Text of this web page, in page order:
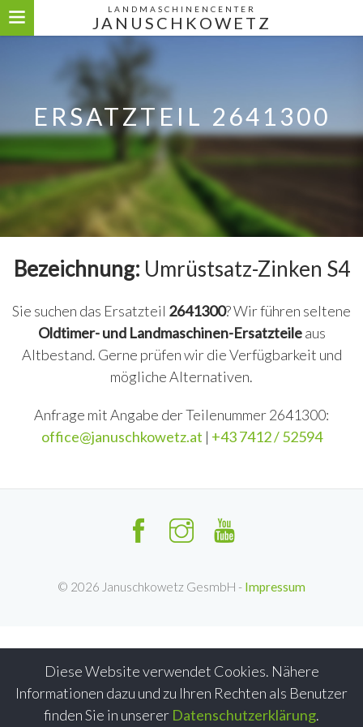
LANDMASCHINENCENTER
JANUSCHKOWETZ
Diese Website verwendet Cookies. Nähere
Informationen dazu und zu Ihren Rechten als Benutzer
finden Sie in unserer Datenschutzerklärung.
ERSATZTEIL 2641300
Bezeichnung: Umrüstsatz-Zinken S4
Sie suchen das Ersatzteil 2641300? Wir führen seltene
Oldtimer- und Landmaschinen-Ersatzteileaus
Altbestand. Gerne prüfen wir die Verfügbarkeit und
mögliche Alternativen.
Anfrage mit Angabe der Teilenummer 2641300:
office@januschkowetz.at | +43 7412 / 52594
© 2026 Januschkowetz GesmbH - Impressum